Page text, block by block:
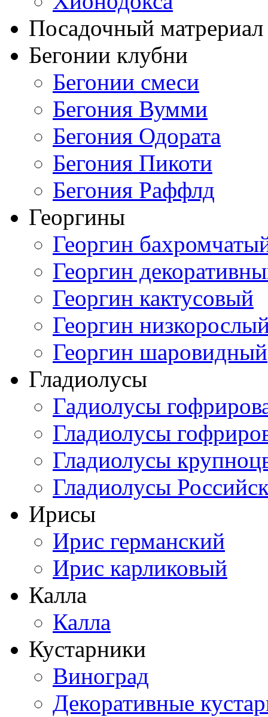
Посадочный матрериал
Бегонии клубни
Бегонии смеси
Бегония Вумми
Бегония Одората
Бегония Пикоти
Бегония Раффлд
Георгины
Георгин
Георгин
Георгин кактусовый
Георгин
Георгин шаровидный
Гладиолусы
Гадиолусы
Гладиолусы
Гладиолусы
Гладиолусы
Ирисы
Ирис германский
Ирис карликовый
Калла
Калла
Кустарники
Виноград
Декоративные